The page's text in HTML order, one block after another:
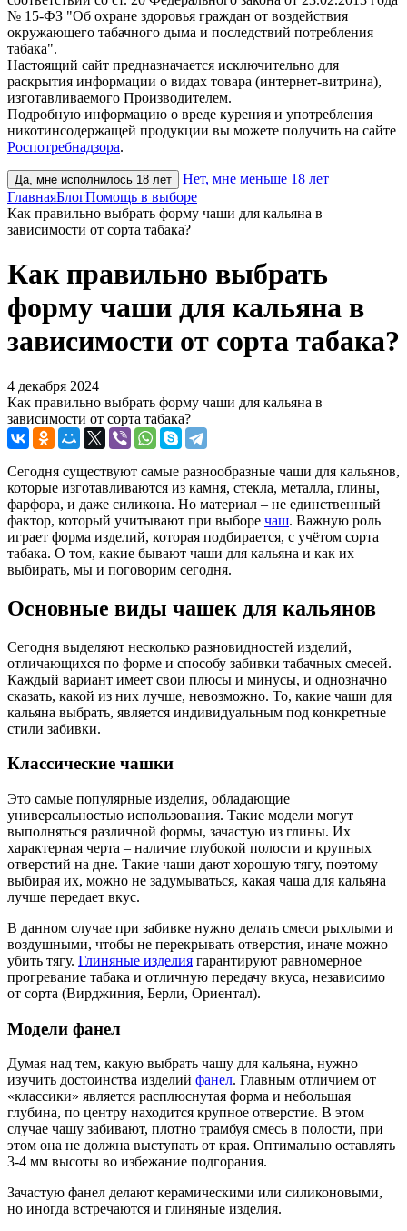
№ 15-ФЗ "Об охране здоровья граждан от воздействия
окружающего табачного дыма и последствий потребления
табака".
Настоящий сайт предназначается исключительно для
раскрытия информации о видах товара (интернет-витрина),
изготавливаемого Производителем.
Подробную информацию о вреде курения и употребления
никотинсодержащей продукции вы можете получить на сайте
Роспотребнадзора.
Да, мне исполнилось 18 лет
Нет, мне меньше 18 лет
ГлавнаяБлогПомощь в выборе
Как правильно выбрать форму чаши для кальяна в
зависимости от сорта табака?
Как правильно выбрать
форму чаши для кальяна в
зависимости от сорта табака?
4 декабря 2024
Как правильно выбрать форму чаши для кальяна в
зависимости от сорта табака?
Сегодня существуют самые разнообразные чаши для кальянов,
которые изготавливаются из камня, стекла, металла, глины,
фарфора, и даже силикона. Но материал – не единственный
фактор, который учитывают при выборе чаш. Важную роль
играет форма изделий, которая подбирается, с учётом сорта
табака. О том, какие бывают чаши для кальяна и как их
выбирать, мы и поговорим сегодня.
Основные виды чашек для кальянов
Сегодня выделяют несколько разновидностей изделий,
отличающихся по форме и способу забивки табачных смесей.
Каждый вариант имеет свои плюсы и минусы, и однозначно
сказать, какой из них лучше, невозможно. То, какие чаши для
кальяна выбрать, является индивидуальным под конкретные
стили забивки.
Классические чашки
Это самые популярные изделия, обладающие
универсальностью использования. Такие модели могут
выполняться различной формы, зачастую из глины. Их
характерная черта – наличие глубокой полости и крупных
отверстий на дне. Такие чаши дают хорошую тягу, поэтому
выбирая их, можно не задумываться, какая чаша для кальяна
лучше передает вкус.
В данном случае при забивке нужно делать смеси рыхлыми и
воздушными, чтобы не перекрывать отверстия, иначе можно
убить тягу. Глиняные изделия гарантируют равномерное
прогревание табака и отличную передачу вкуса, независимо
от сорта (Вирджиния, Берли, Ориентал).
Модели фанел
Думая над тем, какую выбрать чашу для кальяна, нужно
изучить достоинства изделий фанел. Главным отличием от
«классики» является расплюснутая форма и небольшая
глубина, по центру находится крупное отверстие. В этом
случае чашу забивают, плотно трамбуя смесь в полости, при
этом она не должна выступать от края. Оптимально оставлять
3-4 мм высоты во избежание подгорания.
Зачастую фанел делают керамическими или силиконовыми,
но иногда встречаются и глиняные изделия.